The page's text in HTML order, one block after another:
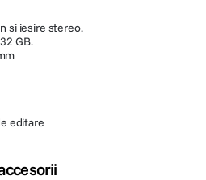
si iesire stereo.
GB.
editare